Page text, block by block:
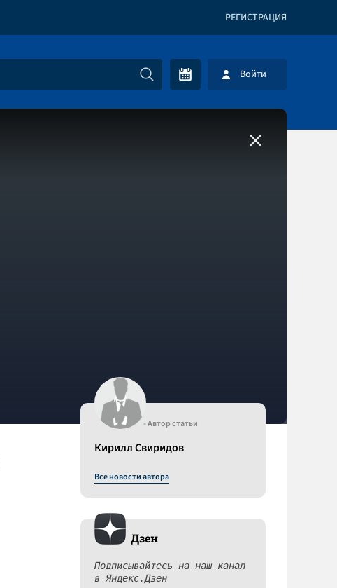
РЕГИСТРАЦИЯ
Войти
- Автор статьи
Кирилл Свиридов
Все новости автора
Дзен
Подписывайтесь на наш канал
в Яндекс.Дзен